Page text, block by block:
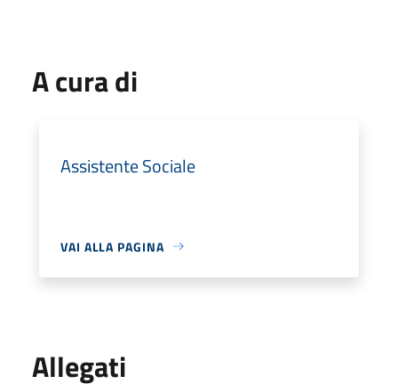
A cura di
Assistente Sociale
VAI ALLA PAGINA
Allegati